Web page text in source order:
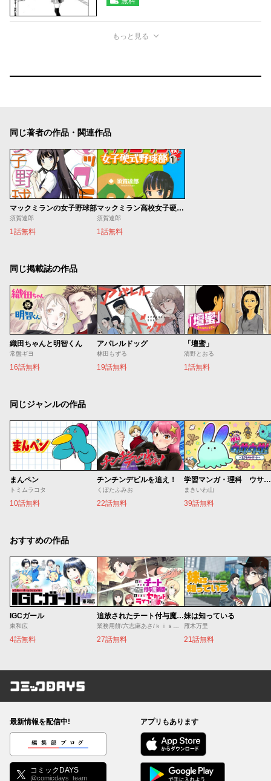
もっと見る
同じ著者の作品・関連作品
マックミランの女子野球部
須賀達郎
1話無料
マックミラン高校女子硬式野球部
須賀達郎
1話無料
同じ掲載誌の作品
織田ちゃんと明智くん
常盤ギヨ
16話無料
アパレルドッグ
林田もずる
19話無料
「壇蜜」
清野とおる
1話無料
同じジャンルの作品
まんペン
トミムラコタ
10話無料
チンチンデビルを追え！
くぼたふみお
22話無料
学習マンガ・理科 ウサウサ！
まきいわ山
39話無料
おすすめの作品
IGCガール
東和広
4話無料
追放されたチート付与魔術師は気ままなセカンドライフを謳歌する。 ～俺は武器だけじゃなく、あらゆるものに『強化ポイント』を付与できるし、俺の意思でいつでも効果を解除できるけど、残った人たち大丈夫？～
27話無料
妹は知っている
雁木万里
21話無料
コミックDAYS
最新情報を配信中!
編集部ブログ
コミックDAYS
@comicdays_team
アプリもあります